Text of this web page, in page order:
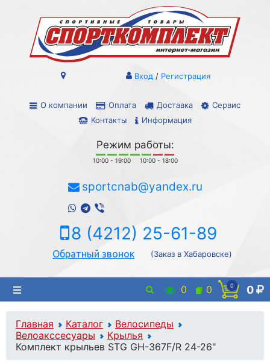
О компании Оплата Доставка
Сервис
Контакты
Информация
Вход / Регистрация
Режим работы:
10:00 - 19:00 10:00 - 18:00
sportcnab@yandex.ru
8 (4212) 25-61-89
Обратный звонок (Заказ в Хабаровске)
0 0 0 0
Главная Каталог
Велосипеды
Велоакссесуары
Крылья
Комплект крыльев STG GH-367F/R 24-26"